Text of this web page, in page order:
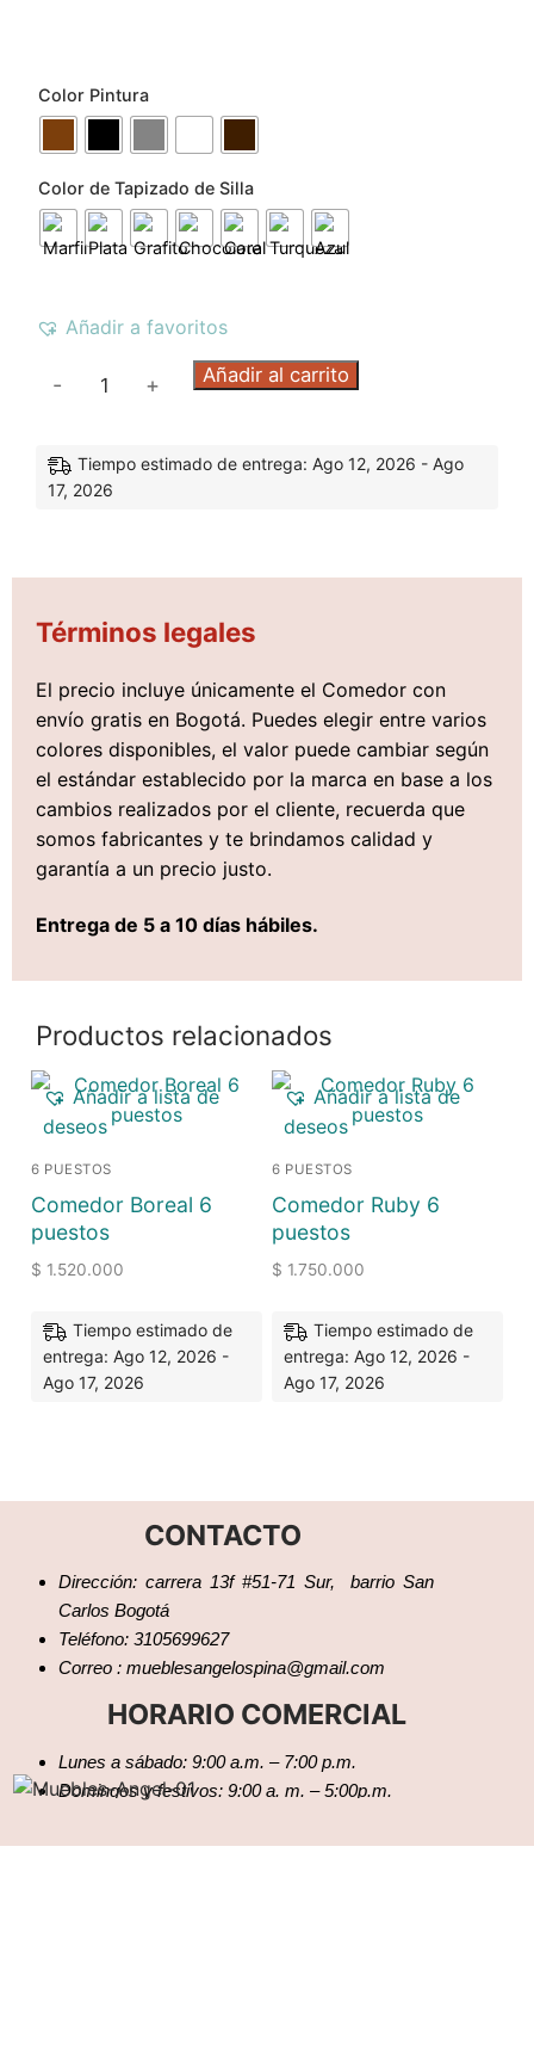
Color Pintura
Color de Tapizado de Silla
Añadir a favoritos
- + Añadir al carrito
Tiempo estimado de entrega: Ago 12, 2026 - Ago
17, 2026
Términos legales
El precio incluye únicamente el Comedor con
envío gratis en Bogotá. Puedes elegir entre varios
colores disponibles, el valor puede cambiar según
el estándar establecido por la marca en base a los
cambios realizados por el cliente, recuerda que
somos fabricantes y te brindamos calidad y
garantía a un precio justo.
Entrega de 5 a 10 días hábiles.
Productos relacionados
Añadir a lista de
deseos
6 PUESTOS
Comedor Boreal 6
puestos
$ 1.520.000
Tiempo estimado de
entrega: Ago 12, 2026 -
Ago 17, 2026
Añadir a lista de
deseos
6 PUESTOS
Comedor Ruby 6
puestos
$ 1.750.000
Tiempo estimado de
entrega: Ago 12, 2026 -
Ago 17, 2026
CONTACTO
Dirección: carrera 13f #51-71 Sur, barrio San
Carlos Bogotá
Teléfono: 3105699627
Correo : mueblesangelospina@gmail.com
HORARIO COMERCIAL
Lunes a sábado: 9:00 a.m. – 7:00 p.m.
Domingos y festivos: 9:00 a. m. – 5:00p.m.